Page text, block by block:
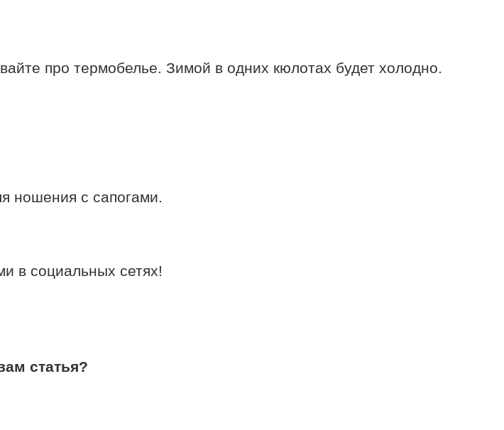
про термобелье. Зимой в одних кюлотах будет холодно.
ношения с сапогами.
в социальных сетях!
статья?